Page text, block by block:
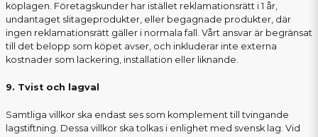
köplagen. Företagskunder har istället reklamationsrätt i 1 år,
undantaget slitageprodukter, eller begagnade produkter, där
ingen reklamationsrätt gäller i normala fall. Vårt ansvar är begränsat
till det belopp som köpet avser, och inkluderar inte externa
kostnader som lackering, installation eller liknande.
9. Tvist och lagval
Samtliga villkor ska endast ses som komplement till tvingande
lagstiftning. Dessa villkor ska tolkas i enlighet med svensk lag. Vid